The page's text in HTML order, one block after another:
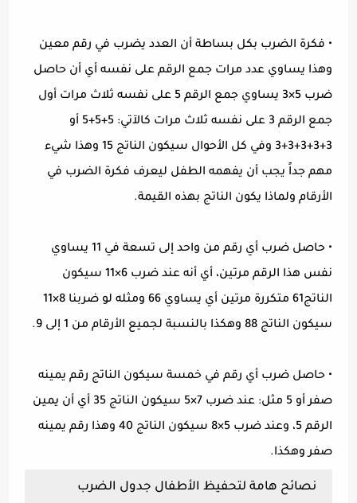
• فكرة الضرب بكل بساطة أن العدد يضرب في رقم معين
وهذا يساوي عدد مرات جمع الرقم على نفسه أي أن حاصل
ضرب 5×3 يساوي جمع الرقم 5 على نفسه ثلاث مرات أول
جمع الرقم 3 على نفسه ثلاث مرات كالآتي: 5+5+5 أو
3+3+3+3+3 وفي كل الأحوال سيكون الناتج 15 وهذا شيء
مهم جداً يجب أن يفهمه الطفل ليعرف فكرة الضرب في
الأرقام ولماذا يكون الناتج بهذه القيمة.
•
حاصل ضرب أي رقم من واحد إلى تسعة في 11 يساوي
نفس هذا الرقم مرتين، أي أنه عند ضرب 6×11 سيكون
الناتج61 متكررة مرتين أي يساوي 66 ومثله لو ضربنا 8×11
سيكون الناتج 88 وهكذا بالنسبة لجميع الأرقام من 1 إلى 9.
• حاصل ضرب أي رقم في خمسة سيكون الناتج رقم يمينه
صفر أو 5 مثل: عند ضرب 7×5 سيكون الناتج 35 أي أن يمين
الرقم 5، وعند ضرب 5×8 سيكون الناتج 40 وهذا رقم يمينه
صفر وهكذا.
نصائح هامة لتحفيظ الأطفال جدول الضرب